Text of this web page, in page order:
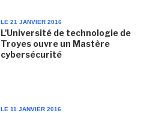
LE 21 JANVIER 2016
L'Université de technologie de
Troyes ouvre un Mastère
cybersécurité
LE 11 JANVIER 2016